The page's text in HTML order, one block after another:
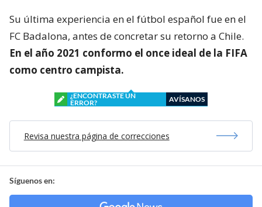
Su última experiencia en el fútbol español fue en el
FC Badalona, antes de concretar su retorno a Chile.
En el año 2021 conformo el once ideal de la FIFA
como centro campista.
¿ENCONTRASTE UN
ERROR?
AVÍSANOS
Revisa nuestra página de correcciones
Síguenos en: